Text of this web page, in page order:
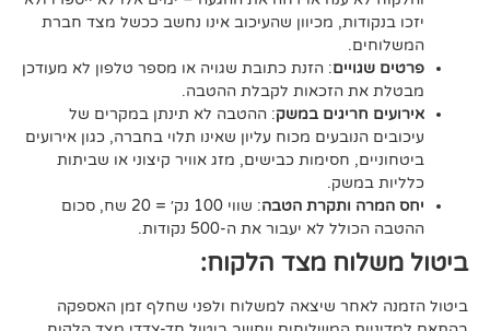
מכיוון שהעיכוב אינו נחשב ככשל מצד חברת
: הזנת כתובת שגויה או מספר טלפון לא מעודכן
הזכאות לקבלת ההטבה.
חריגים במשק: ההטבה לא תינתן במקרים של
מכוח עליון שאינו תלוי בחברה, כגון אירועים
חסימות כבישים, מזג אוויר קיצוני או שביתות
ותקרת הטבה
: שווי 100 נק׳ = 20 שח, סכום
לא יעבור את ה-500 נקודות.
מצד הלקוח:
שיצאה למשלוח ולפני שחלף זמן האספקה